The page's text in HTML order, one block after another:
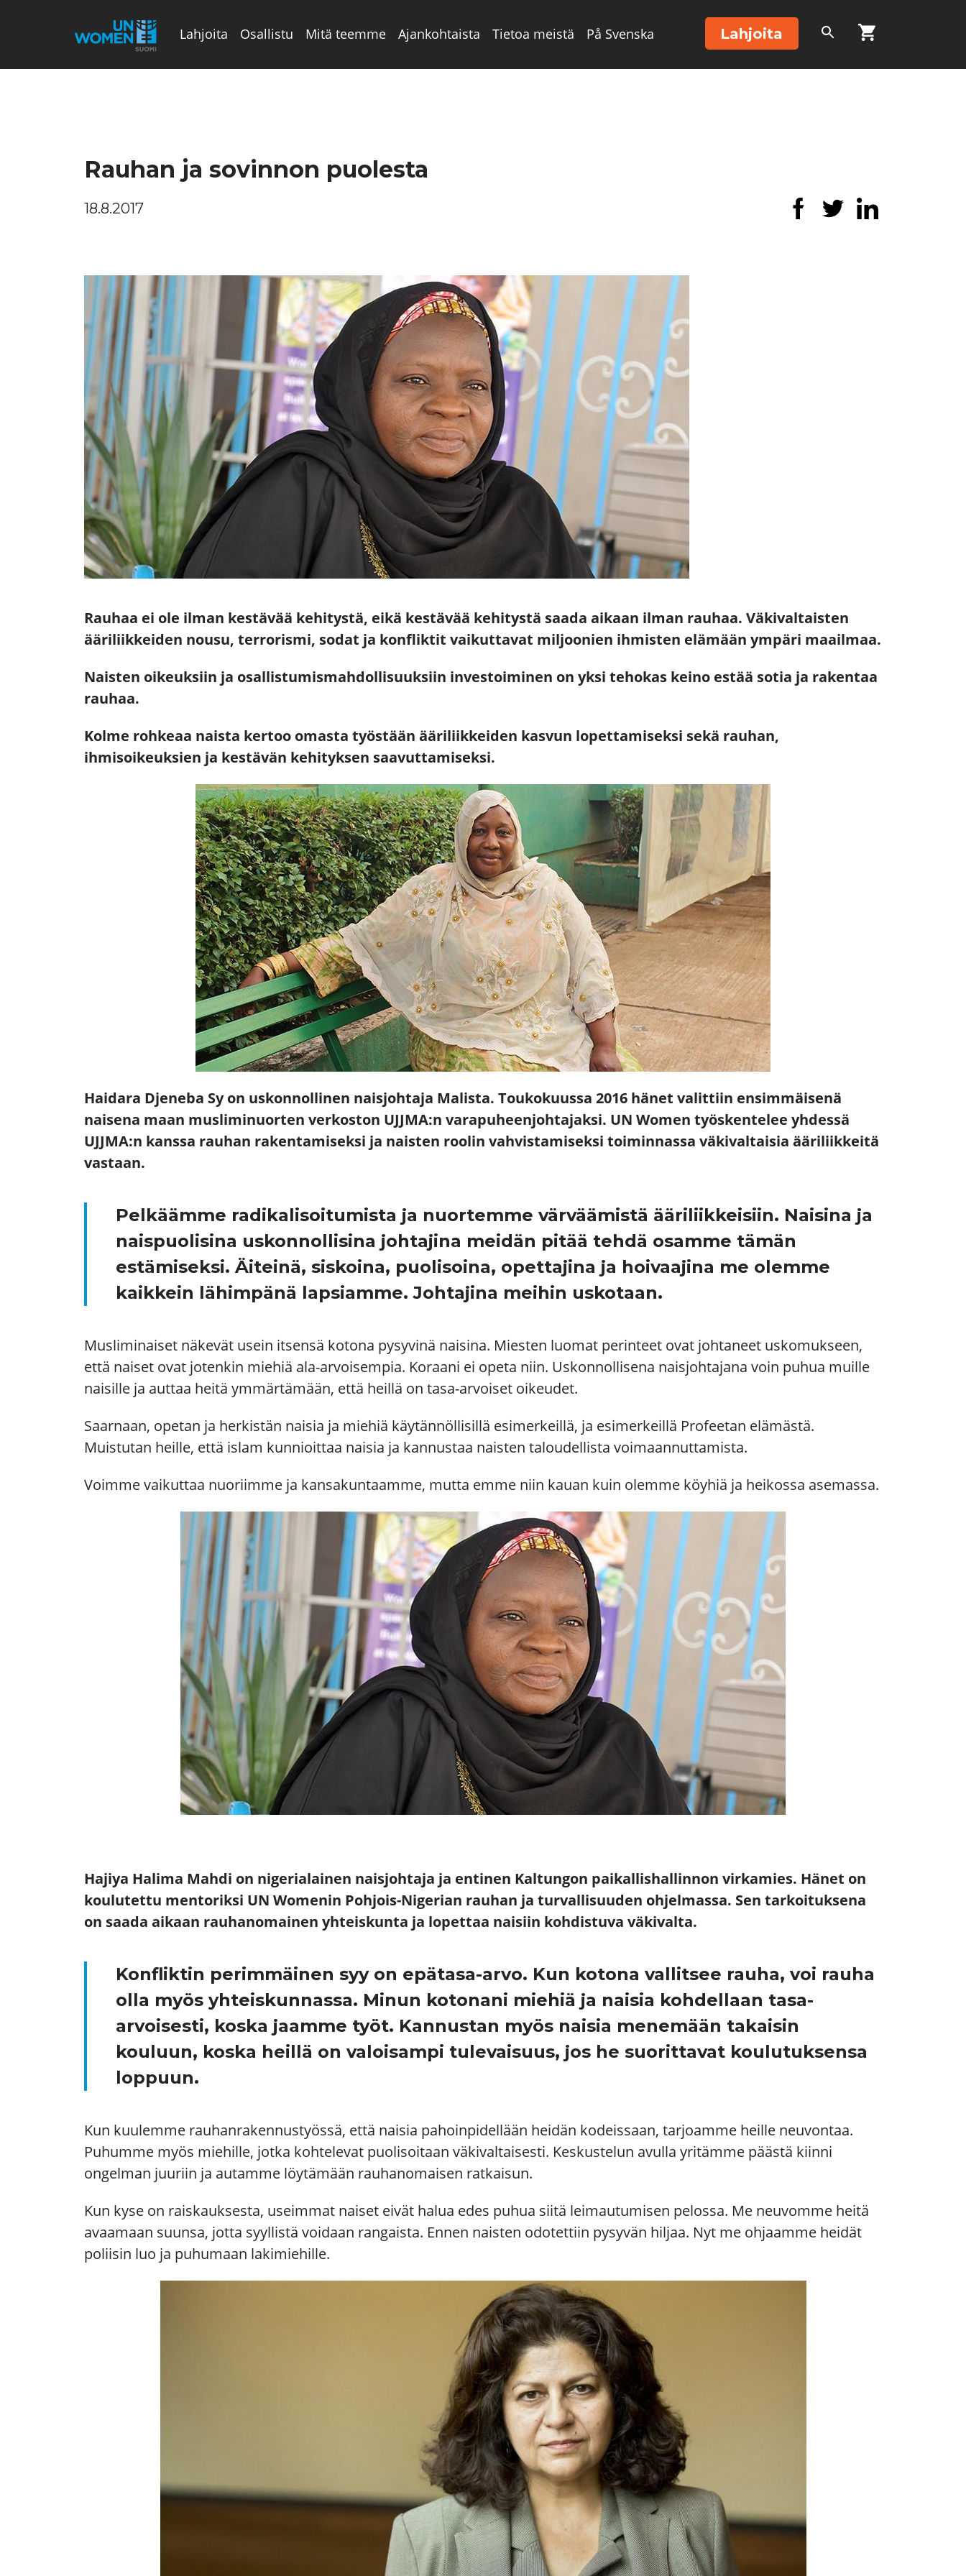
Lahjoita Osallistu Mitä teemme Ajankohtaista Tietoa meistä På Svenska Lahjoita
Rauhan ja sovinnon puolesta
18.8.2017
Rauhaa ei ole ilman kestävää kehitystä, eikä kestävää kehitystä saada aikaan ilman rauhaa. Väkivaltaisten
ääriliikkeiden nousu, terrorismi, sodat ja konfliktit vaikuttavat miljoonien ihmisten elämään ympäri maailmaa.
Naisten oikeuksiin ja osallistumismahdollisuuksiin investoiminen on yksi tehokas keino estää sotia ja rakentaa
rauhaa.
Kolme rohkeaa naista kertoo omasta työstään ääriliikkeiden kasvun lopettamiseksi sekä rauhan,
ihmisoikeuksien ja kestävän kehityksen saavuttamiseksi.
Haidara Djeneba Sy on uskonnollinen naisjohtaja Malista. Toukokuussa 2016 hänet valittiin ensimmäisenä
naisena maan musliminuorten verkoston UJJMA:n varapuheenjohtajaksi. UN Women työskentelee yhdessä
UJJMA:n kanssa rauhan rakentamiseksi ja naisten roolin vahvistamiseksi toiminnassa väkivaltaisia ääriliikkeitä
vastaan.
Pelkäämme radikalisoitumista ja nuortemme värväämistä ääriliikkeisiin. Naisina ja
naispuolisina uskonnollisina johtajina meidän pitää tehdä osamme tämän
estämiseksi. Äiteinä, siskoina, puolisoina, opettajina ja hoivaajina me olemme
kaikkein lähimpänä lapsiamme. Johtajina meihin uskotaan.
Musliminaiset näkevät usein itsensä kotona pysyvinä naisina. Miesten luomat perinteet ovat johtaneet uskomukseen,
että naiset ovat jotenkin miehiä ala-arvoisempia. Koraani ei opeta niin. Uskonnollisena naisjohtajana voin puhua muille
naisille ja auttaa heitä ymmärtämään, että heillä on tasa-arvoiset oikeudet.
Saarnaan, opetan ja herkistän naisia ja miehiä käytännöllisillä esimerkeillä, ja esimerkeillä Profeetan elämästä.
Muistutan heille, että islam kunnioittaa naisia ja kannustaa naisten taloudellista voimaannuttamista.
Voimme vaikuttaa nuoriimme ja kansakuntaamme, mutta emme niin kauan kuin olemme köyhiä ja heikossa asemassa.
Hajiya Halima Mahdi on nigerialainen naisjohtaja ja entinen Kaltungon paikallishallinnon virkamies. Hänet on
koulutettu mentoriksi UN Womenin Pohjois-Nigerian rauhan ja turvallisuuden ohjelmassa. Sen tarkoituksena
on saada aikaan rauhanomainen yhteiskunta ja lopettaa naisiin kohdistuva väkivalta.
Konfliktin perimmäinen syy on epätasa-arvo. Kun kotona vallitsee rauha, voi rauha
olla myös yhteiskunnassa. Minun kotonani miehiä ja naisia kohdellaan tasa-
arvoisesti, koska jaamme työt. Kannustan myös naisia menemään takaisin
kouluun, koska heillä on valoisampi tulevaisuus, jos he suorittavat koulutuksensa
loppuun.
Kun kuulemme rauhanrakennustyössä, että naisia pahoinpidellään heidän kodeissaan, tarjoamme heille neuvontaa.
Puhumme myös miehille, jotka kohtelevat puolisoitaan väkivaltaisesti. Keskustelun avulla yritämme päästä kiinni
ongelman juuriin ja autamme löytämään rauhanomaisen ratkaisun.
Kun kyse on raiskauksesta, useimmat naiset eivät halua edes puhua siitä leimautumisen pelossa. Me neuvomme heitä
avaamaan suunsa, jotta syyllistä voidaan rangaista. Ennen naisten odotettiin pysyvän hiljaa. Nyt me ohjaamme heidät
poliisin luo ja puhumaan lakimiehille.